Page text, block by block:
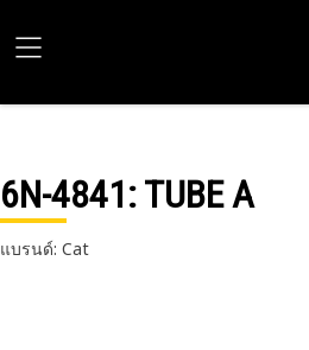
6N-4841: TUBE A
แบรนด์: Cat